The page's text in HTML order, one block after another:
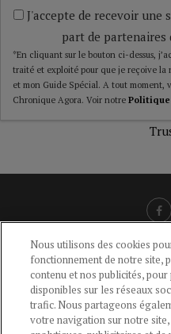
J'accepte de recevoir une
part de partenaires
*En cliquant sur le bouton ci-dessus,
traité et exploité pour que je reçoive la
et mon Guide Spécial. A tout moment,
Chronique Agora. Voir notre
CGU-POLITIQUE DE
MENTIONS
Nous utilisons des cookies
fonctionnement de notre site,
contenu et nos publicités,
disponibles sur les réseaux
trafic. Nous partageons
votre navigation sur notre